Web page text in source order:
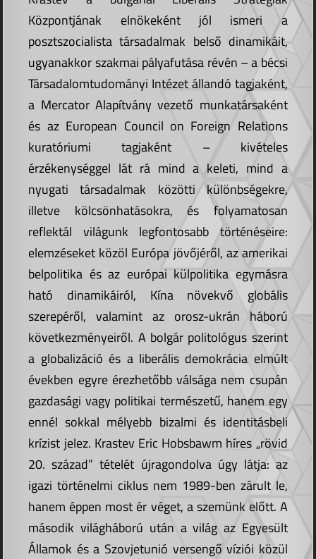
Központjának elnökeként jól ismeri a
posztszocialista társadalmak belső dinamikáit,
ugyanakkor szakmai pályafutása révén – a bécsi
Társadalomtudományi Intézet állandó tagjaként,
a Mercator Alapítvány vezető munkatársaként
és az European Council on Foreign Relations
kuratóriumi tagjaként – kivételes
érzékenységgel lát rá mind a keleti, mind a
nyugati társadalmak közötti különbségekre,
illetve kölcsönhatásokra, és folyamatosan
reflektál világunk legfontosabb történéseire:
elemzéseket közöl Európa jövőjéről, az amerikai
belpolitika és az európai külpolitika egymásra
ható dinamikáiról, Kína növekvő globális
szerepéről, valamint az orosz-ukrán háború
következményeiről. A bolgár politológus szerint
a globalizáció és a liberális demokrácia elmúlt
években egyre érezhetőbb válsága nem csupán
gazdasági vagy politikai természetű, hanem egy
ennél sokkal mélyebb bizalmi és identitásbeli
krízist jelez. Krastev Eric Hobsbawm híres „rövid
20. század” tételét újragondolva úgy látja: az
igazi történelmi ciklus nem 1989-ben zárult le,
hanem éppen most ér véget, a szemünk előtt. A
második világháború után a világ az Egyesült
Államok és a Szovjetunió versengő víziói közül